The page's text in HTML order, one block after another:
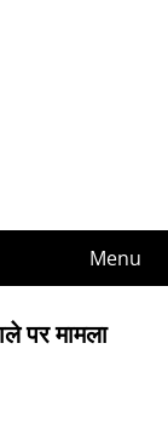
Menu
पर मामला